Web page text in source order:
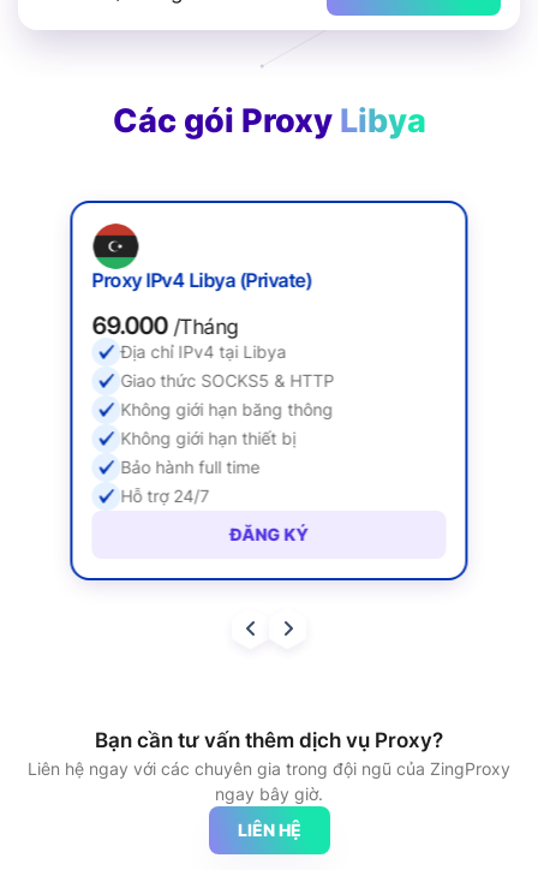
Các gói Proxy Libya
Proxy IPv4 Libya (Private)
69.000/Tháng
Địa chỉ IPv4 tại Libya
Giao thức SOCKS5 & HTTP
Không giới hạn băng thông
Không giới hạn thiết bị
Bảo hành full time
Hỗ trợ 24/7
ĐĂNG KÝ
Bạn cần tư vấn thêm dịch vụ Proxy?
Liên hệ ngay với các chuyên gia trong đội ngũ của ZingProxy
ngay bây giờ.
LIÊN HỆ